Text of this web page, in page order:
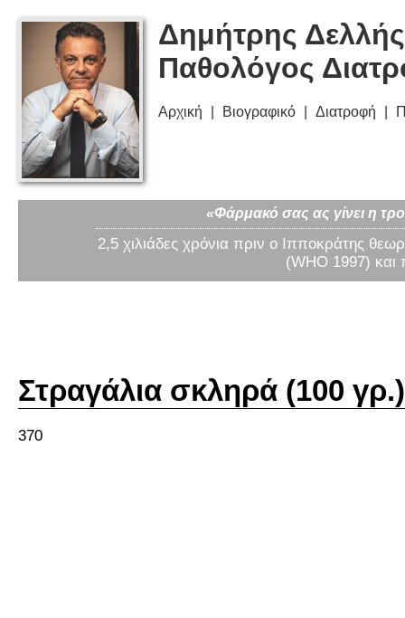
Δημήτρης
Παθολόγος
Αρχική Βιογραφικό Διατροφή
«Φάρμακό σας ας γίνει η
2,5 χιλιάδες χρόνια πριν ο Ιπποκράτης
(WHO 1997) και
Στραγάλια σκληρά (100 γρ.)
370